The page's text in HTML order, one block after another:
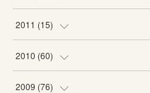
(1
(1
(1
(6
(2
(1
(1
(2
(5
2011 (15)
(3
(3
2010 (60)
(2
2009 (76)